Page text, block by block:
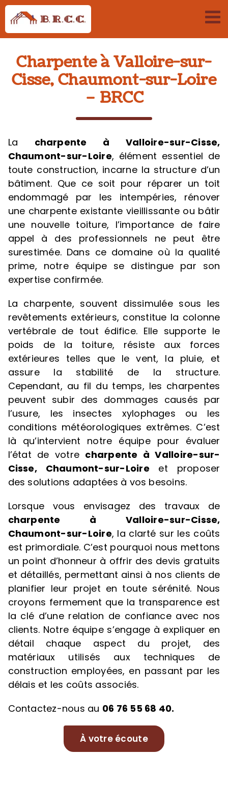
Passer
contenu
Charpente à Valloire-sur-
Cisse, Chaumont-sur-Loire
– BRCC
La charpente à Valloire-sur-Cisse,
Chaumont-sur-Loire, élément essentiel de
toute construction, incarne la structure d’un
bâtiment. Que ce soit pour réparer un toit
endommagé par les intempéries, rénover
une charpente existante vieillissante ou bâtir
une nouvelle toiture, l’importance de faire
appel à des professionnels ne peut être
surestimée. Dans ce domaine où la qualité
prime, notre équipe se distingue par son
expertise confirmée.
La charpente, souvent dissimulée sous les
revêtements extérieurs, constitue la colonne
vertébrale de tout édifice. Elle supporte le
poids de la toiture, résiste aux forces
extérieures telles que le vent, la pluie, et
assure la stabilité de la structure.
Cependant, au fil du temps, les charpentes
peuvent subir des dommages causés par
l’usure, les insectes xylophages ou les
conditions météorologiques extrêmes. C’est
là qu’intervient notre équipe pour évaluer
l’état de votre charpente à Valloire-sur-
Cisse, Chaumont-sur-Loire et proposer
des solutions adaptées à vos besoins.
Lorsque vous envisagez des travaux de
charpente à Valloire-sur-Cisse,
Chaumont-sur-Loire, la clarté sur les coûts
est primordiale. C’est pourquoi nous mettons
un point d’honneur à offrir des devis gratuits
et détaillés, permettant ainsi à nos clients de
planifier leur projet en toute sérénité. Nous
croyons fermement que la transparence est
la clé d’une relation de confiance avec nos
clients. Notre équipe s’engage à expliquer en
détail chaque aspect du projet, des
matériaux utilisés aux techniques de
construction employées, en passant par les
délais et les coûts associés.
Contactez-nous au 06 76 55 68 40.
À votre écoute